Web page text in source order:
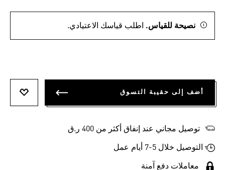
نصيحة للقياس. اطلب قياسك الاعتيادي.
أضف إلى حقيبة التسوق
توصيل مجاني عند إنفاق أكثر من 400 ر.ق
التوصيل خلال 5-7 أيام عمل
معاملات دفع آمنة